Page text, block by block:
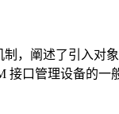
，阐述了引入对
接口管理设备的